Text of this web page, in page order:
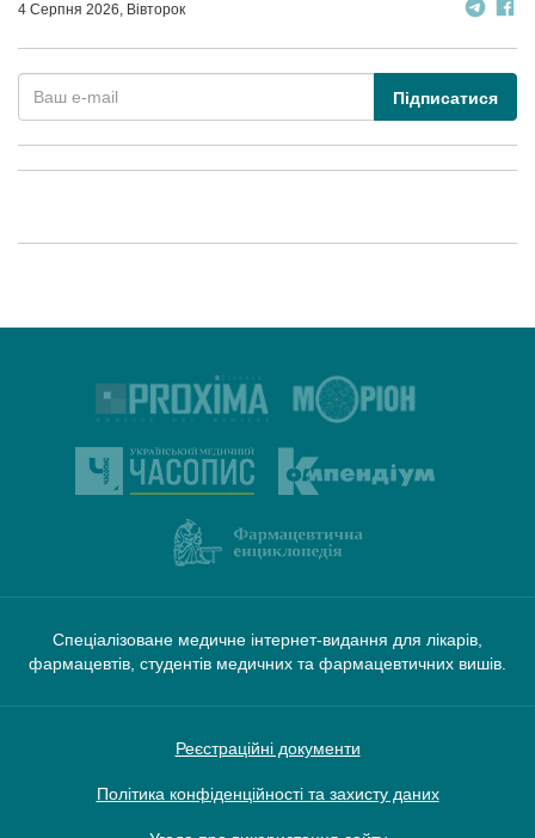
4 Серпня 2026, Вівторок
Підписатися
Спеціалізоване медичне інтернет-видання для лікарів,
фармацевтів, студентів медичних та фармацевтичних вишів.
Реєстраційні документи
Політика конфіденційності та захисту даних